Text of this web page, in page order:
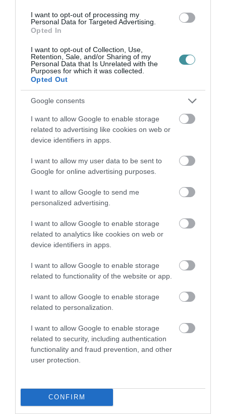
I want to opt-out of processing my
Personal Data for Targeted Advertising.
Opted In
I want to opt-out of Collection, Use,
Retention, Sale, and/or Sharing of my
Personal Data that Is Unrelated with the
Purposes for which it was collected.
Opted Out
Google consents
I want to allow Google to enable storage
related to advertising like cookies on web or
device identifiers in apps.
I want to allow my user data to be sent to
Google for online advertising purposes.
I want to allow Google to send me
personalized advertising.
I want to allow Google to enable storage
related to analytics like cookies on web or
device identifiers in apps.
I want to allow Google to enable storage
related to functionality of the website or app.
I want to allow Google to enable storage
related to personalization.
I want to allow Google to enable storage
related to security, including authentication
functionality and fraud prevention, and other
user protection.
CONFIRM
Legfrissebb híreink
KÉT AUTÓ ÜTKÖZÖTT BOGÁCSON, A
MENTŐK IS A HELYSZÍNRE ÉRKE...
2026. augusztus 06
HÍREK A GARÁZSBÓL: CHERY TIGGO 9
2026. augusztus 06|Barta Autó
2026. augusztus 06|Riasztó